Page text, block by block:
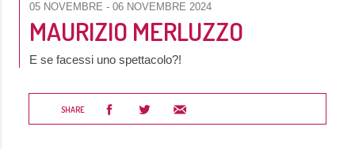
05 NOVEMBRE - 06 NOVEMBRE 2024
MAURIZIO MERLUZZO
E se facessi uno spettacolo?!
SHARE